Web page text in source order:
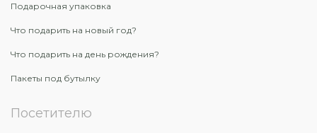
Подарочная упаковка
Что подарить на новый год?
Что подарить на день рождения?
Пакеты под бутылку
Посетителю